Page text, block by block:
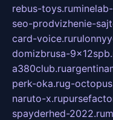
rebus-toys.ru
seo-prodvizhenie-
card-voice.ru
domizbrusa-
a380club.ru
perk-oka.rug-
naruto-x.ru
spayderhed-2022.ru